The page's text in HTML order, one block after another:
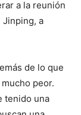
a la reunión
Jinping, a
de lo que
peor.
tenido una